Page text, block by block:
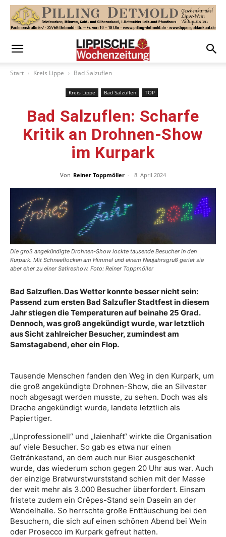
Start Kreis Lippe Bad Salzuflen
Kreis Lippe Bad Salzuflen TOP
Bad Salzuflen: Scharfe
Kritik an Drohnen-Show
im Kurpark
Von Reiner Toppmöller - 8. April 2024
Die groß angekündigte Drohnen-Show lockte tausende Besucher in den
Kurpark. Mit Schneeflocken am Himmel und einem Neujahrsgruß geriet sie
aber eher zu einer Satireshow. Foto: Reiner Toppmöller
Bad Salzuflen. Das Wetter konnte besser nicht sein:
Passend zum ersten Bad Salzufler Stadtfest in diesem
Jahr stiegen die Temperaturen auf beinahe 25 Grad.
Dennoch, was groß angekündigt wurde, war letztlich
aus Sicht zahlreicher Besucher, zumindest am
Samstagabend, eher ein Flop.
Tausende Menschen fanden den Weg in den Kurpark, um
die groß angekündigte Drohnen-Show, die an Silvester
noch abgesagt werden musste, zu sehen. Doch was als
Drache angekündigt wurde, landete letztlich als
Papiertiger.
„Unprofessionell“ und „laienhaft“ wirkte die Organisation
auf viele Besucher. So gab es etwa nur einen
Getränkestand, an dem auch nur Bier ausgeschenkt
wurde, das wiederum schon gegen 20 Uhr aus war. Auch
der einzige Bratwurstwurststand schien mit der Masse
der weit mehr als 3.000 Besucher überfordert. Einsam
fristete zudem ein Crêpes-Stand sein Dasein an der
Wandelhalle. So herrschte große Enttäuschung bei den
Besuchern, die sich auf einen schönen Abend bei Wein
oder Prosecco im Kurpark gefreut hatten.